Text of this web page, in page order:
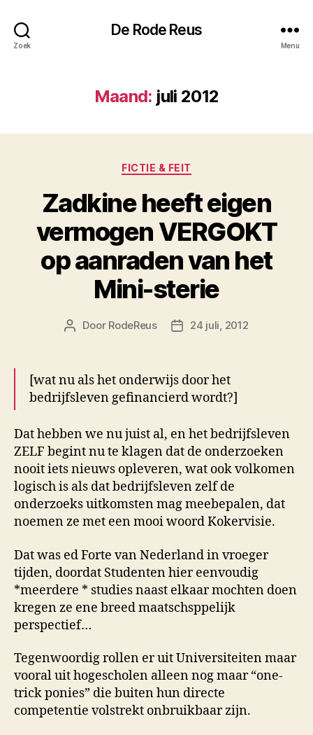
Zoek
De Rode Reus
Menu
Maand: juli 2012
Categorieën
FICTIE & FEIT
Zadkine heeft eigen
vermogen VERGOKT
op aanraden van het
Mini-sterie
Berichtauteur
Door RodeReus Berichtdatum
24 juli, 2012
[wat nu als het onderwijs door het
bedrijfsleven gefinancierd wordt?]
Dat hebben we nu juist al, en het bedrijfsleven
ZELF begint nu te klagen dat de onderzoeken
nooit iets nieuws opleveren, wat ook volkomen
logisch is als dat bedrijfsleven zelf de
onderzoeks uitkomsten mag meebepalen, dat
noemen ze met een mooi woord Kokervisie.
Dat was ed Forte van Nederland in vroeger
tijden, doordat Studenten hier eenvoudig
*meerdere * studies naast elkaar mochten doen
kregen ze ene breed maatschsppelijk
perspectief…
Tegenwoordig rollen er uit Universiteiten maar
vooral uit hogescholen alleen nog maar “one-
trick ponies” die buiten hun directe
competentie volstrekt onbruikbaar zijn.